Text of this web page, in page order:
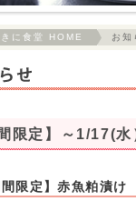
に食堂 HOME お知
間限定】～1/17(
間限定】赤魚粕漬け